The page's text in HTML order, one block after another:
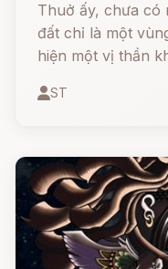
Thuở ấy, chưa có
đất chỉ là một
hiện một vị thần
băng từ vùng này
ST